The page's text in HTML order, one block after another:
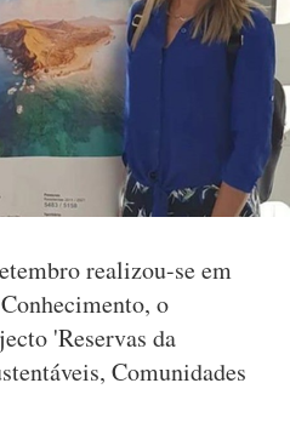
realizou-se em
o
'Reservas da
Comunidades